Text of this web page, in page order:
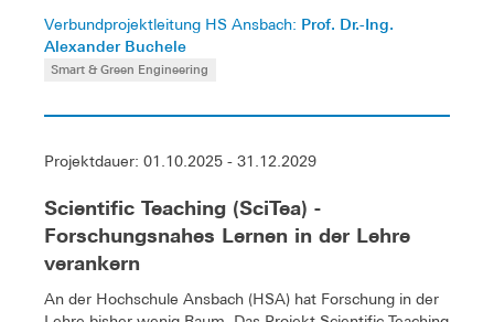
Verbundprojektleitung HS Ansbach: Prof. Dr.-Ing.
Alexander Buchele
Smart & Green Engineering
Projektdauer: 01.10.2025 - 31.12.2029
Scientific Teaching (SciTea) -
Forschungsnahes Lernen in der Lehre
verankern
An der Hochschule Ansbach (HSA) hat Forschung in der